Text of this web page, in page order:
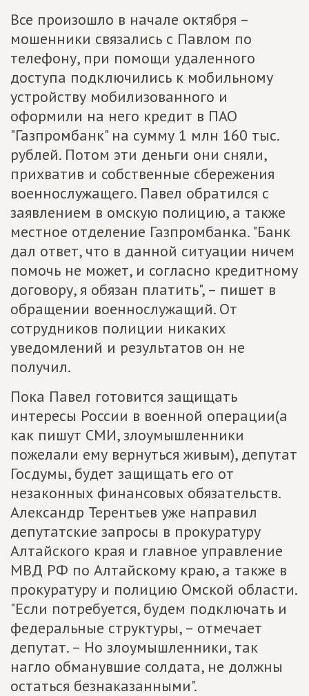
Все произошло в начале октября –
мошенники связались с Павлом по
телефону, при помощи удаленного
доступа подключились к мобильному
устройству мобилизованного и
оформили на него кредит в ПАО
"Газпромбанк" на сумму 1 млн 160 тыс.
рублей. Потом эти деньги они сняли,
прихватив и собственные сбережения
военнослужащего. Павел обратился с
заявлением в омскую полицию, а также
местное отделение Газпромбанка. "Банк
дал ответ, что в данной ситуации ничем
помочь не может, и согласно кредитному
договору, я обязан платить", – пишет в
обращении военнослужащий. От
сотрудников полиции никаких
уведомлений и результатов он не
получил.
Пока Павел готовится защищать
интересы России в военной операции(а
как пишут СМИ, злоумышленники
пожелали ему вернуться живым), депутат
Госдумы, будет защищать его от
незаконных финансовых обязательств.
Александр Терентьев уже направил
депутатские запросы в прокуратуру
Алтайского края и главное управление
МВД РФ по Алтайскому краю, а также в
прокуратуру и полицию Омской области.
"Если потребуется, будем подключать и
федеральные структуры, – отмечает
депутат. – Но злоумышленники, так
нагло обманувшие солдата, не должны
остаться безнаказанными".